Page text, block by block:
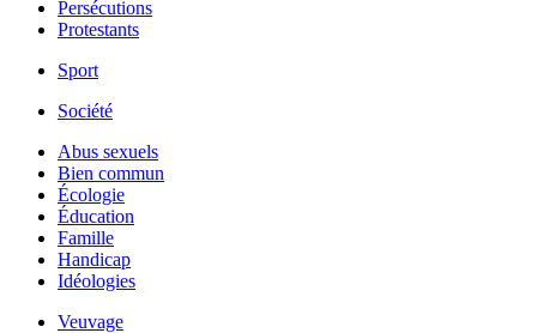
Persécutions
Protestants
Sport
Société
Abus sexuels
Bien commun
Écologie
Éducation
Famille
Handicap
Idéologies
Veuvage